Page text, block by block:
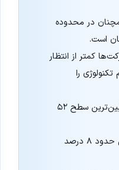
در محدوده
کمتر از انتظار
را
لاکهید مارتین به پایین‌ترین سطح ۵۲
سهام فیلیپ موریس حدود ۸ درصد